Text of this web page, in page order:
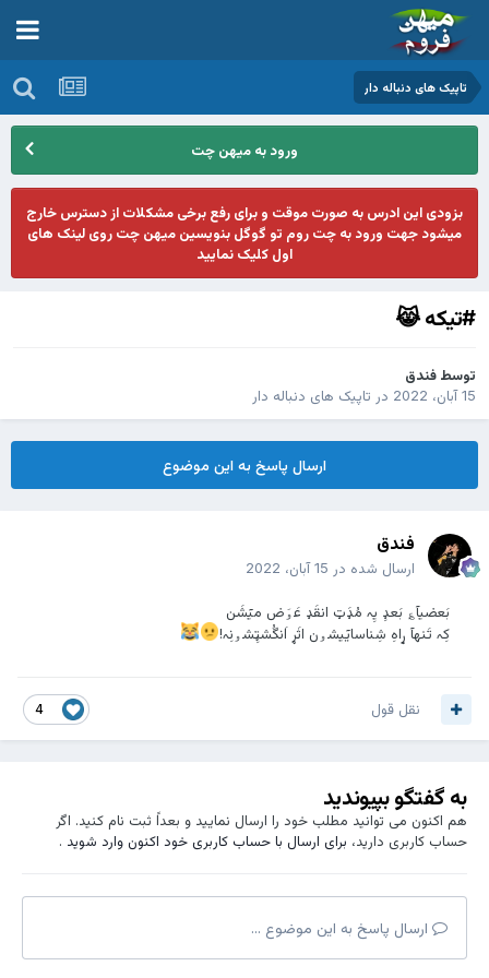
تاپیک های دنباله دار
ورود به میهن چت
بزودی این ادرس به صورت موقت و برای رفع برخی مشکلات از دسترس خارج
میشود جهت ورود به چت روم تو گوگل بنویسین میهن چت روی لینک های
اول کلیک نمایید
#تیکه 😹
توسط فندق
15 آبان، 2022
در تاپیک های دنباله دار
ارسال پاسخ به این موضوع
فندق
ارسال شده در 15 آبان، 2022
بَعضیآ؏ بَعډِ یِہ مُډَټ انقَډ عَۅَض میٓشَن
‌کِہ تَنهآ ړاهِ شِناسایٓیشۅن اثَړ اَنگُشټِشۅنِہ!
4 نقل قول
به گفتگو بپیوندید
هم اکنون می توانید مطلب خود را ارسال نمایید و بعداً ثبت نام کنید. اگر
حساب کاربری دارید، برای ارسال با حساب کاربری خود اکنون وارد شوید.
ارسال پاسخ به این موضوع ...